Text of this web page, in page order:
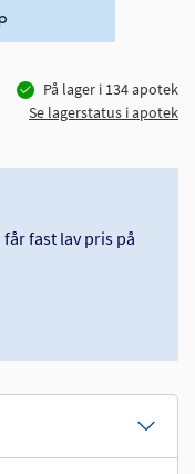
På lager i 134apotek
Se lagerstatus i apotek
fast lav pris på